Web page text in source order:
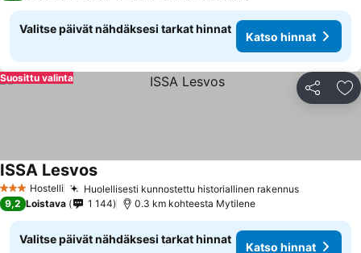
Valitse päivät nähdäksesi tarkat hinnat
Katso hinnat
Jaa
Suosittu valinta
3 Tähtiluokitus
Hostelli Huolellisesti kunnostettu historiallinen rakennusKatso
ISSA LesvosKatso hinnat
9,2 Loistava 1 144 0.3 km kohteesta Mytilene
Valitse päivät nähdäksesi tarkat hinnat
Katso hinnat